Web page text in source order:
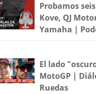
Probamos
Kove, QJ
Yamaha |
El lado
MotoGP |
Ruedas